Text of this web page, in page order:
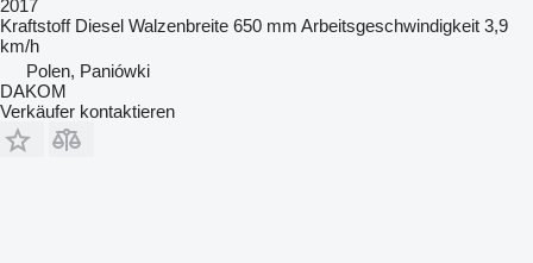
2017
Kraftstoff Diesel Walzenbreite 650 mm Arbeitsgeschwindigkeit 3,9
km/h
Polen, Paniówki
DAKOM
Verkäufer kontaktieren